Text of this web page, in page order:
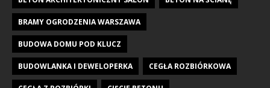
BRAMY OGRODZENIA WARSZAWA
BUDOWA DOMU POD KLUCZ
BUDOWLANKA I DEWELOPERKA CEGŁA ROZBIÓRKOWA